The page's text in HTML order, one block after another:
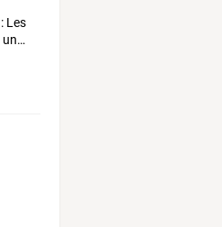
: Les
un…